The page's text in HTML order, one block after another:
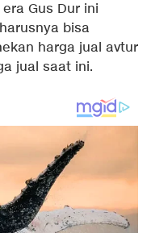
Gus Dur ini
bisa
harga jual avtur
jual saat ini.